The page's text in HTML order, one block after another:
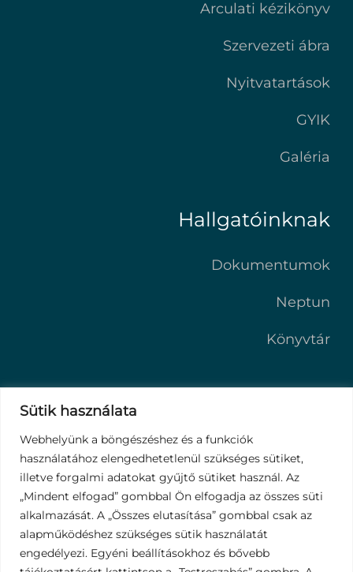
Sütik használata
Webhelyünk a böngészéshez és a funkciók
használatához elengedhetetlenül szükséges sütiket,
illetve forgalmi adatokat gyűjtő sütiket használ. Az
„Mindent elfogad” gombbal Ön elfogadja az összes süti
alkalmazását. A „Összes elutasítása” gombbal csak az
alapműködéshez szükséges sütik használatát
engedélyezi. Egyéni beállításokhoz és bővebb
Arculati kézikönyv
Szervezeti ábra
Nyitvatartások
GYIK
Galéria
Hallgatóinknak
Dokumentumok
Neptun
Könyvtár
Neptun